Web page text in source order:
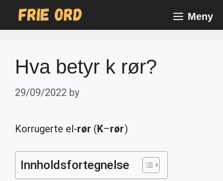
Meny
Hva betyr k rør?
29/09/2022 by
Korrugerte el-rør (K–rør)
Innholdsfortegnelse